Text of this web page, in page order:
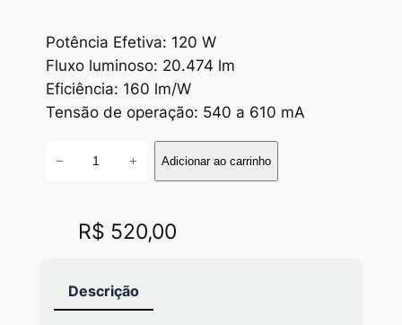
Potência Efetiva: 120 W
Fluxo luminoso: 20.474 lm
Eficiência: 160 lm/W
Tensão de operação: 540 a 610 mA
q
− + Adicionar ao carrinho
R$ 520,00
Descrição